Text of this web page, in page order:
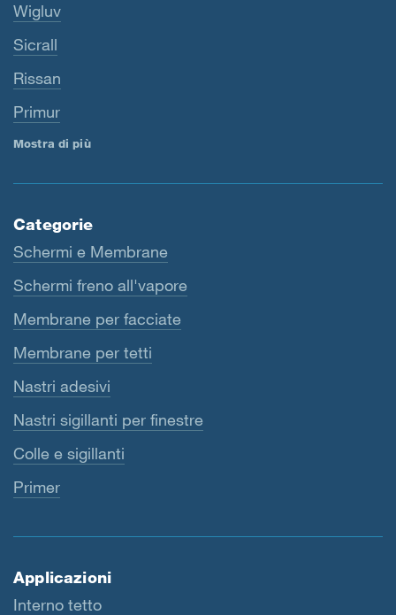
Wigluv
Sicrall
Rissan
Primur
Mostra di più
Categorie
Schermi e Membrane
Schermi freno all'vapore
Membrane per facciate
Membrane per tetti
Nastri adesivi
Nastri sigillanti per finestre
Colle e sigillanti
Primer
Applicazioni
Interno tetto